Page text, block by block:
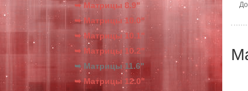
➥ Матрицы 8.9"
➥ Матрицы 10.0"
➥ Матрицы 10.1"
➥ Матрицы 10.2"
➥ Матрицы 11.6"
➥ Матрицы 12.0"